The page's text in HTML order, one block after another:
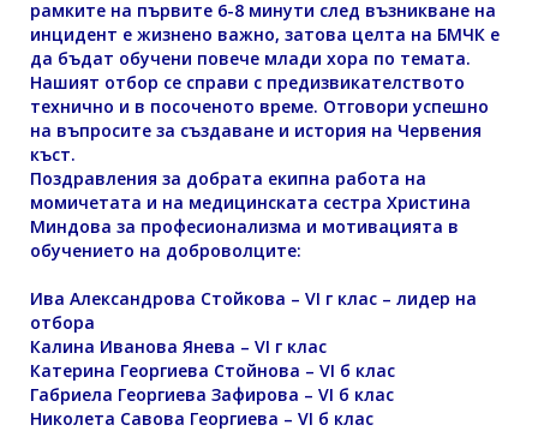
рамките на първите 6-8 минути след възникване на
инцидент е жизнено важно, затова целта на БМЧК е
да бъдат обучени повече млади хора по темата.
Нашият отбор се справи с предизвикателството
технично и в посоченото време. Отговори успешно
на въпросите за създаване и история на Червения
къст.
Поздравления за добрата екипна работа на
момичетата и на медицинската сестра Христина
Миндова за професионализма и мотивацията в
обучението на доброволците:
Ива Александрова Стойкова – VI г клас – лидер на
отбора
Калина Иванова Янева – VI г клас
Катерина Георгиева Стойнова – VI б клас
Габриела Георгиева Зафирова – VI б клас
Николета Савова Георгиева – VI б клас